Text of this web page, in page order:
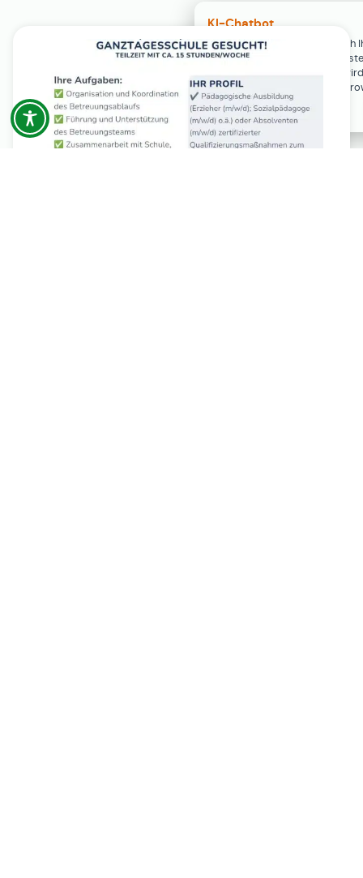
KI-Chatbot
Der KI-Chatbot steht erst nach
Einwilligung in den Cookie-
Verfügung. Der Chat-Verlauf
ausschließlich lokal in Ihrem
gespeichert.